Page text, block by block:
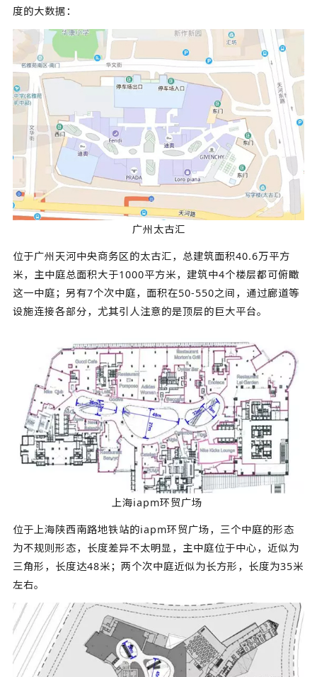
度的大数据：
广州太古汇
位于广州天河中央商务区的太古汇，总建筑面积40.6万平方
米，主中庭总面积大于1000平方米，建筑中4个楼层都可俯瞰
这一中庭；另有7个次中庭，面积在50-550之间，通过廊道等
设施连接各部分，尤其引人注意的是顶层的巨大平台。
上海iapm环贸广场
位于上海陕西南路地铁站的iapm环贸广场，三个中庭的形态
为不规则形态，长度差异不太明显，主中庭位于中心，近似为
三角形，长度达48米；两个次中庭近似为长方形，长度为35米
左右。